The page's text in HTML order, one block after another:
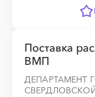
Поставка
ВМП
ДЕПАРТАМЕНТ